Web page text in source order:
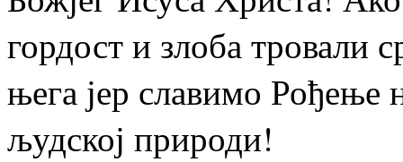
гордост и злоба тровали
њега јер славимо Рођење
људској природи!